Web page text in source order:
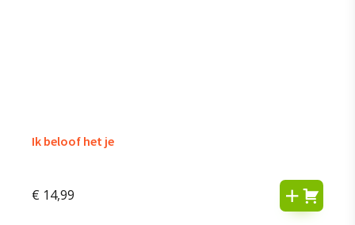
Ik beloof het je
€ 14,99